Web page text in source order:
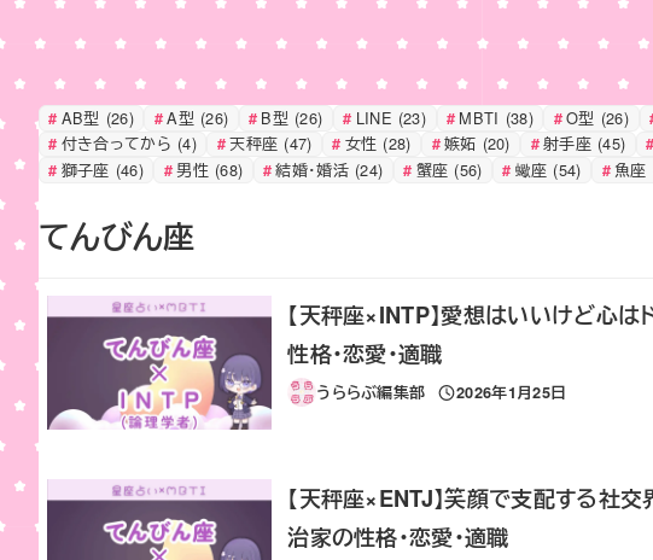
AB型 (26) A型 (26) B型 (26) LINE (23) MBTI (38) O型 (26)
付き合ってから (4) 天秤座 (47) 女性 (28) 嫉妬 (20) 射手座 (45)
獅子座 (46) 男性 (68) 結婚・婚活 (24) 蟹座 (56) 蠍座 (54) 魚座
てんびん座
【天秤座×INTP】愛想はいいけど心は
性格・恋愛・適職
うららぶ編集部
投稿日
2026年1月25日
【天秤座×ENTJ】笑顔で支配する社
治家の性格・恋愛・適職